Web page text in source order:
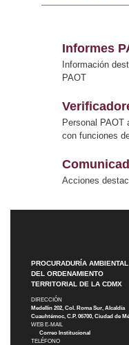
Informes
Información
PAOT
Personal PAOT
con funciones
Acciones
PROCURADURÍA
DEL ORDENAMIENTO
TERRITORIAL DE LA CDMX
DIRECCIÓN
Medellín 202, Col. Roma Sur, Alcaldía
Cuauhtémoc, C.P. 06700, Ciudad de
WEB E-MAIL
Correo Institucional
TELÉFONO